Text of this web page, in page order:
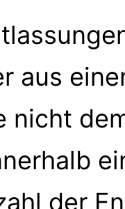
aus
nicht
der